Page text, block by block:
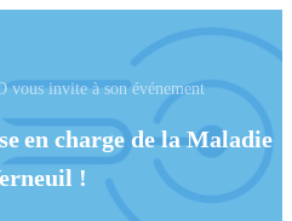
vous invite à son événement
en charge de la Maladie
!